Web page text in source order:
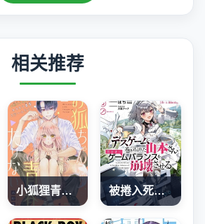
相关推荐
小狐狸青春不足 被捲入死亡遊戲的山本小姐，正隨心所欲地摧毀遊戲平衡